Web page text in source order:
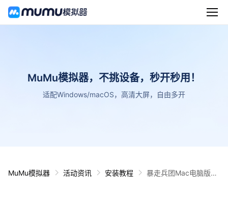
MuMu模拟器，不挑设备，秒开秒用！
适配Windows/macOS，高清大屏，自由多开
MuMu模拟器 活动资讯 安装教程
暴走兵团Mac电脑版下